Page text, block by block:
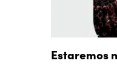
Estaremos